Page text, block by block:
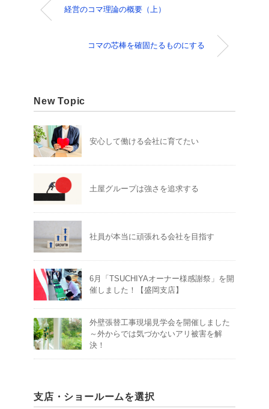
経営のコマ理論の概要（上）
コマの芯棒を確固たるものにする
New Topic
安心して働ける会社に育てたい
土屋グループは強さを追求する
社員が本当に頑張れる会社を目指す
6月「TSUCHIYAオーナー様感謝祭」を開
催しました！【盛岡支店】
外壁張替工事現場見学会を開催しました
～外からでは気づかないアリ被害を解
決！
支店・ショールームを選択